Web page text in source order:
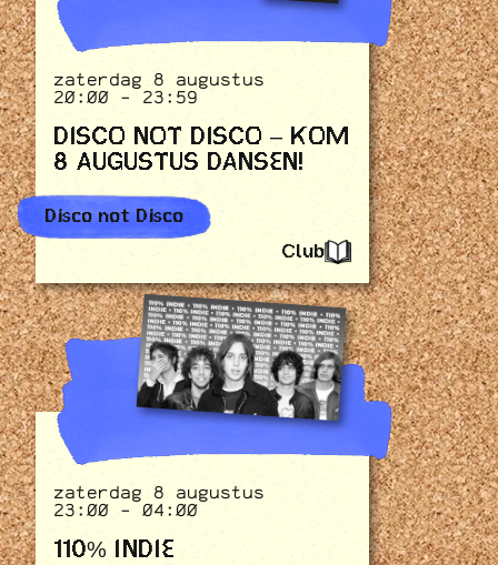
zaterdag 8 augustus
20:00 - 23:59
DISCO NOT DISCO – KOM
8 AUGUSTUS DANSEN!
Disco not Disco
Club
zaterdag 8 augustus
23:00 - 04:00
110% INDIE